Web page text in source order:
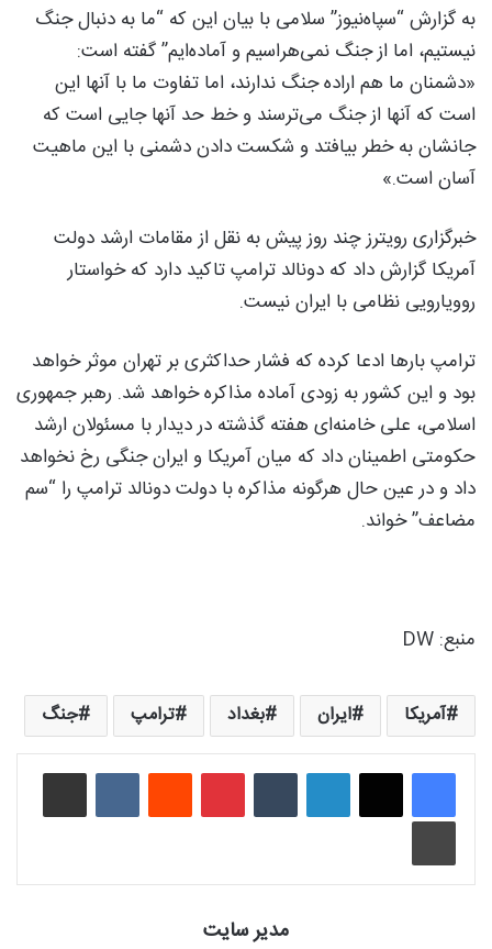
به گزارش “سپاه‌نیوز” سلامی با بیان این که “ما به دنبال جنگ
نیستیم، اما از جنگ نمی‌هراسیم و آماده‌ایم” گفته است:
«دشمنان ما هم اراده جنگ ندارند، اما تفاوت ما با آنها این
است که آنها از جنگ می‌ترسند و خط حد آنها جایی است که
جانشان به خطر بیافتد و شکست دادن دشمنی با این ماهیت
آسان است.»
خبرگزاری رویترز چند روز پیش به نقل از مقامات ارشد دولت
آمریکا گزارش داد که دونالد ترامپ تاکید دارد که خواستار
روویارویی نظامی با ایران نیست.
ترامپ بارها ادعا کرده که فشار حداکثری بر تهران موثر خواهد
بود و این کشور به زودی آماده مذاکره خواهد شد. رهبر جمهوری
اسلامی، علی خامنه‌ای هفته گذشته در دیدار با مسئولان ارشد
حکومتی اطمینان داد که میان آمریکا و ایران جنگی رخ نخواهد
داد و در عین حال هرگونه مذاکره با دولت دونالد ترامپ را “سم
مضاعف” خواند.
منبع: DW
آمریکا ایران بغداد ترامپ جنگ
لینکدین ‫پین‌ترست ‫رددیت
چاپ
مدیر سایت